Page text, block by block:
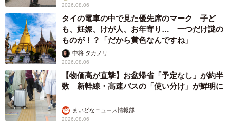
2026.08.06
タイの電車の中で見た優先席のマーク 子ど
も、妊娠、けが人、お年寄り… 一つだけ謎の
ものが！？「だから黄色なんですね」
中将 タカノリ
2026.08.06
【物価高が直撃】お盆帰省「予定なし」が約半
数 新幹線・高速バスの「使い分け」が鮮明に
まいどなニュース情報部
2026.08.06